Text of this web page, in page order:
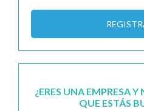
¿ERES UNA EMPRESA
QUE ESTÁS